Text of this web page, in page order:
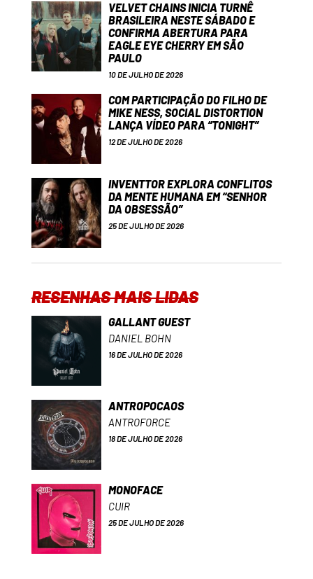
VELVET CHAINS INICIA TURNÊ
BRASILEIRA NESTE SÁBADO E
CONFIRMA ABERTURA PARA
EAGLE EYE CHERRY EM SÃO
PAULO
10 DE JULHO DE 2026
COM PARTICIPAÇÃO DO FILHO DE
MIKE NESS, SOCIAL DISTORTION
LANÇA VÍDEO PARA “TONIGHT”
12 DE JULHO DE 2026
INVENTTOR EXPLORA CONFLITOS
DA MENTE HUMANA EM “SENHOR
DA OBSESSÃO”
25 DE JULHO DE 2026
RESENHAS MAIS LIDAS
GALLANT GUEST
DANIEL BOHN
16 DE JULHO DE 2026
ANTROPOCAOS
ANTROFORCE
18 DE JULHO DE 2026
MONOFACE
CUIR
25 DE JULHO DE 2026